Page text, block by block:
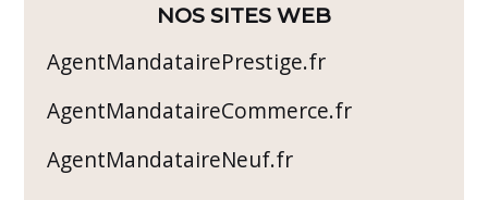
NOS SITES WEB
AgentMandatairePrestige.fr
AgentMandataireCommerce.fr
AgentMandataireNeuf.fr